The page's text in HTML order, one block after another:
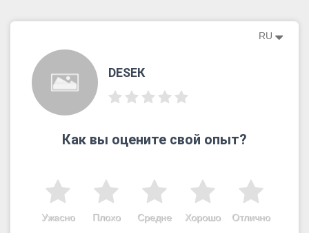
RU
DESЕК
Как вы оцените свой опыт?
Отлично
Хорошо
Средне
Плохо
Ужасно